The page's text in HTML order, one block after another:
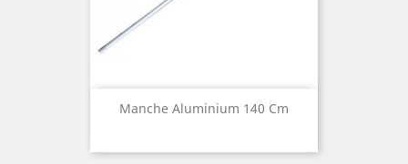
Manche Aluminium 140 Cm